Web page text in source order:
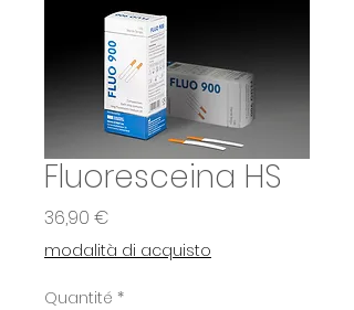
Fluoresceina HS
36,90 €
modalità di acquisto
Quantité *